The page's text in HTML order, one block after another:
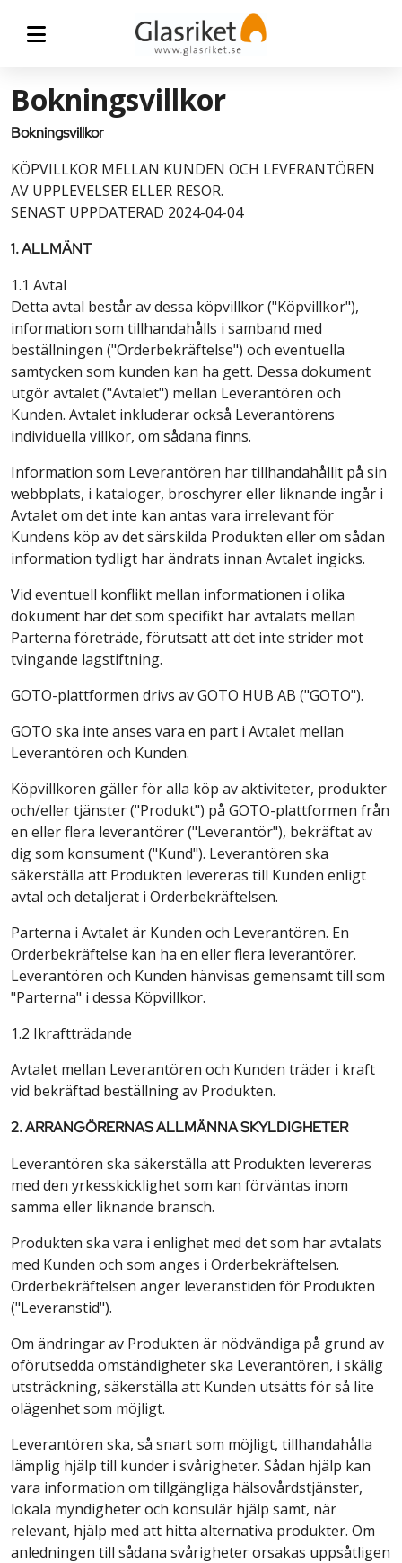
Bokningsvillkor
Bokningsvillkor
KÖPVILLKOR MELLAN KUNDEN OCH LEVERANTÖREN
AV UPPLEVELSER ELLER RESOR.
SENAST UPPDATERAD 2024-04-04
1. ALLMÄNT
1.1 Avtal
Detta avtal består av dessa köpvillkor ("Köpvillkor"),
information som tillhandahålls i samband med
beställningen ("Orderbekräftelse") och eventuella
samtycken som kunden kan ha gett. Dessa dokument
utgör avtalet ("Avtalet") mellan Leverantören och
Kunden. Avtalet inkluderar också Leverantörens
individuella villkor, om sådana finns.
Information som Leverantören har tillhandahållit på sin
webbplats, i kataloger, broschyrer eller liknande ingår i
Avtalet om det inte kan antas vara irrelevant för
Kundens köp av det särskilda Produkten eller om sådan
information tydligt har ändrats innan Avtalet ingicks.
Vid eventuell konflikt mellan informationen i olika
dokument har det som specifikt har avtalats mellan
Parterna företräde, förutsatt att det inte strider mot
tvingande lagstiftning.
GOTO-plattformen drivs av GOTO HUB AB ("GOTO").
GOTO ska inte anses vara en part i Avtalet mellan
Leverantören och Kunden.
Köpvillkoren gäller för alla köp av aktiviteter, produkter
och/eller tjänster ("Produkt") på GOTO-plattformen från
en eller flera leverantörer ("Leverantör"), bekräftat av
dig som konsument ("Kund"). Leverantören ska
säkerställa att Produkten levereras till Kunden enligt
avtal och detaljerat i Orderbekräftelsen.
Parterna i Avtalet är Kunden och Leverantören. En
Orderbekräftelse kan ha en eller flera leverantörer.
Leverantören och Kunden hänvisas gemensamt till som
"Parterna" i dessa Köpvillkor.
1.2 Ikraftträdande
Avtalet mellan Leverantören och Kunden träder i kraft
vid bekräftad beställning av Produkten.
2. ARRANGÖRERNAS ALLMÄNNA SKYLDIGHETER
Leverantören ska säkerställa att Produkten levereras
med den yrkesskicklighet som kan förväntas inom
samma eller liknande bransch.
Produkten ska vara i enlighet med det som har avtalats
med Kunden och som anges i Orderbekräftelsen.
Orderbekräftelsen anger leveranstiden för Produkten
("Leveranstid").
Om ändringar av Produkten är nödvändiga på grund av
oförutsedda omständigheter ska Leverantören, i skälig
utsträckning, säkerställa att Kunden utsätts för så lite
olägenhet som möjligt.
Leverantören ska, så snart som möjligt, tillhandahålla
lämplig hjälp till kunder i svårigheter. Sådan hjälp kan
vara information om tillgängliga hälsovårdstjänster,
lokala myndigheter och konsulär hjälp samt, när
relevant, hjälp med att hitta alternativa produkter. Om
anledningen till sådana svårigheter orsakas uppsåtligen